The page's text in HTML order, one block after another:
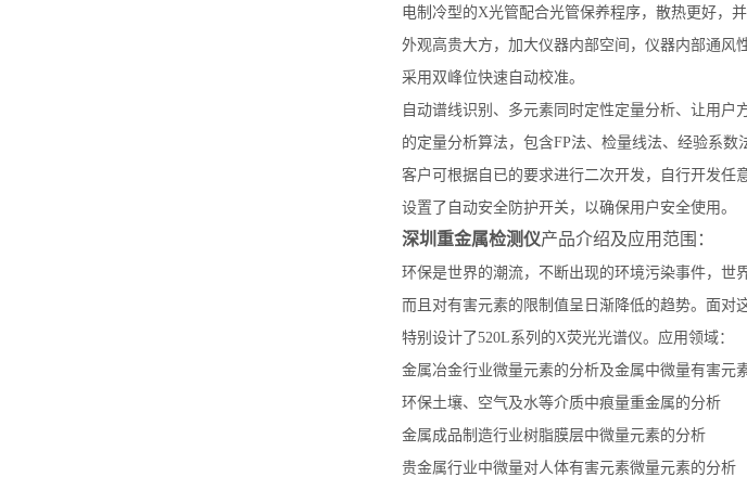
电制冷型的X光管配合光管保养程序，散热更好，
外观高贵大方，加大仪器内部空间，仪器内部通风
采用双峰位快速自动校准。
自动谱线识别、多元素同时定性定量分析、让用户
的定量分析算法，包含FP法、检量线法、经验系
客户可根据自已的要求进行二次开发，自行开发任
设置了自动安全防护开关，以确保用户安全使用。
深圳重金属检测仪产品介绍及应用范围：
环保是世界的潮流，不断出现的环境污染事件，世
而且对有害元素的限制值呈日渐降低的趋势。面对
特别设计了520L系列的X荧光光谱仪。应用领域：
金属冶金行业微量元素的分析及金属中微量有害元
环保土壤、空气及水等介质中痕量重金属的分析
金属成品制造行业树脂膜层中微量元素的分析
贵金属行业中微量对人体有害元素微量元素的分析